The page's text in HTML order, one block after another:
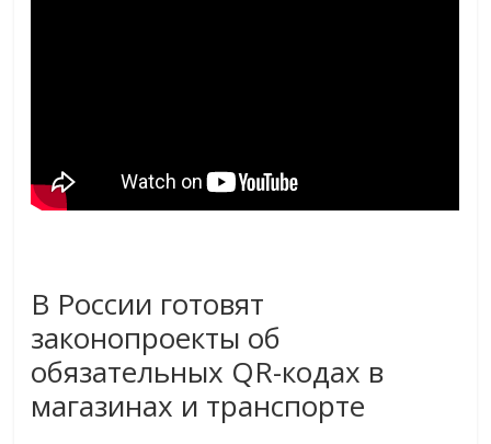
В России готовят
законопроекты об
обязательных QR-кодах в
магазинах и транспорте